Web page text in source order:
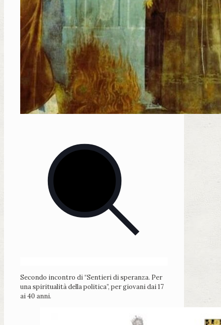
Secondo incontro di “Sentieri di speranza. Per
una spiritualità della politica”, per giovani dai 17
ai 40 anni.